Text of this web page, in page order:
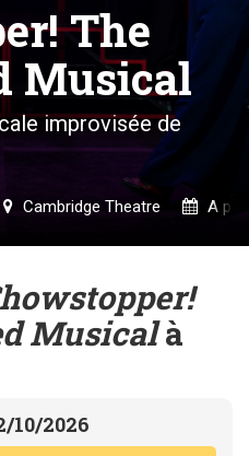
The
Musical
improvisée de
Cambridge Theatre A
Musicalà
10/2026